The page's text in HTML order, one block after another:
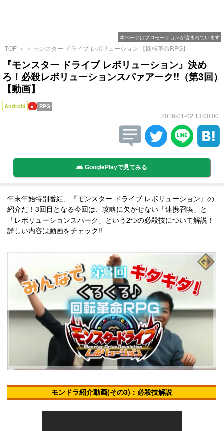
本ページはプロモーションが含まれています
TOP ＞ ＞ モンスター ドライブ レボリューション 【回転革命RPG】
『モンスター ドライブ レボリューション』決め
ろ！必殺レボリューションスパァアーク!!（第3回）
【動画】
Android RPG
2016-01-02 13:00:00
GooglePlayで見てみる
年末年始特別番組、『モンスター ドライブ レボリューション』の
紹介だ！3回目となる今回は、攻略に欠かせない「連携召喚」と
「レボリューションスパーク」という2つの必殺技について解説！
詳しい内容は動画をチェック!!
モンドラ紹介動画(その3)：必殺技解説